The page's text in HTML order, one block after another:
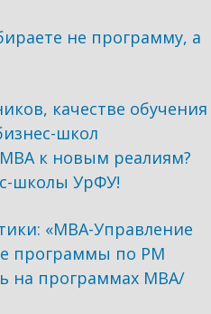
не программу, а
качестве обучения
школ
к новым реалиям?
школы УрФУ!
«МВА-Управление
программы по PM
на программах МВА/